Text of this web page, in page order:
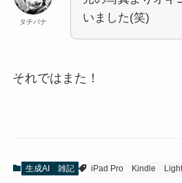
タチバナ
いました(笑)
それではまた！
生成AI 雑記 iPad Pro Kindle